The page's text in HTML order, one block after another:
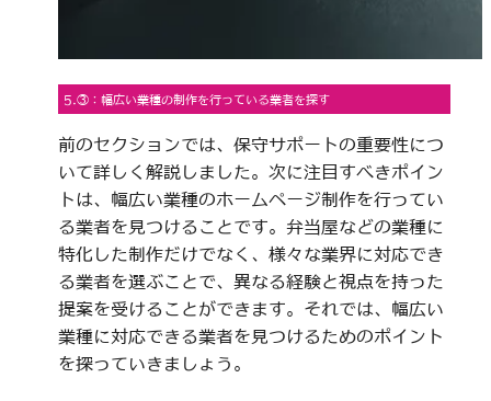
5.③：幅広い業種の制作を行っている業者を探す
前のセクションでは、保守サポートの重要性につ
いて詳しく解説しました。次に注目すべきポイン
トは、幅広い業種のホームページ制作を行ってい
る業者を見つけることです。弁当屋などの業種に
特化した制作だけでなく、様々な業界に対応でき
る業者を選ぶことで、異なる経験と視点を持った
提案を受けることができます。それでは、幅広い
業種に対応できる業者を見つけるためのポイント
を探っていきましょう。